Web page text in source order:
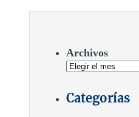
Archivos
Categorías